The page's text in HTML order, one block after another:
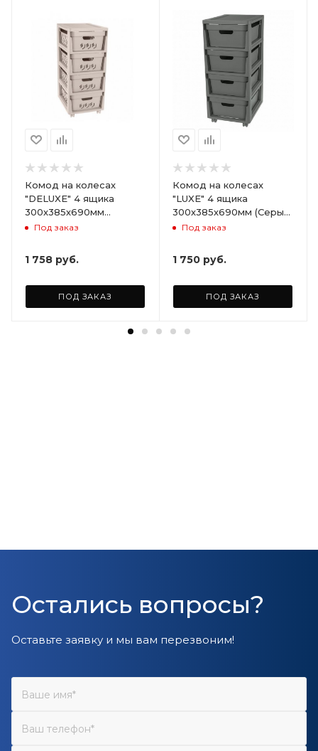
Комод на колесах
"DELUXE" 4 ящика
300х385х690мм
(Светло-бежевый)
Под заказ
1 758 руб.
ПОД ЗАКАЗ
Комод на колесах
"LUXE" 4 ящика
300х385х690мм (Серый)
ARD258086
Под заказ
1 750 руб.
ПОД ЗАКАЗ
Остались вопросы?
Оставьте заявку и мы вам перезвоним!